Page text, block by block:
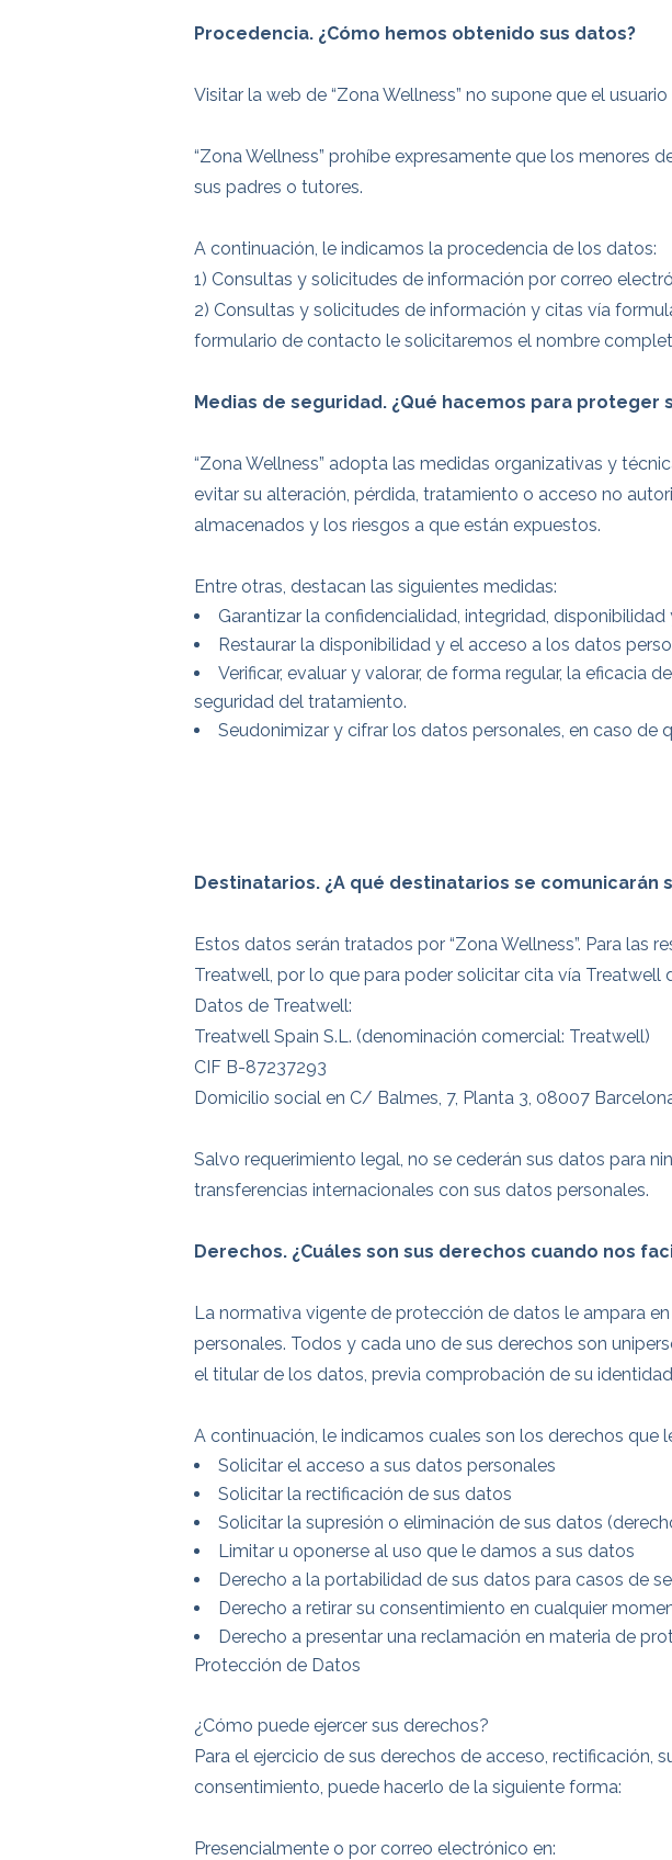
Procedencia. ¿Cómo hemos obtenido sus datos?
Visitar la web de “Zona Wellness” no supone que el
“Zona Wellness” prohíbe expresamente que los menores
sus padres o tutores.
A continuación, le indicamos la procedencia de los datos:
1) Consultas y solicitudes de información por correo
2) Consultas y solicitudes de información y citas vía
formulario de contacto le solicitaremos el nombre
Medias de seguridad. ¿Qué hacemos para proteger
“Zona Wellness” adopta las medidas organizativas y
evitar su alteración, pérdida, tratamiento o acceso no
almacenados y los riesgos a que están expuestos.
Entre otras, destacan las siguientes medidas:
Garantizar la confidencialidad, integridad,
Restaurar la disponibilidad y el acceso a los datos
Verificar, evaluar y valorar, de forma regular, la eficacia
seguridad del tratamiento.
Seudonimizar y cifrar los datos personales, en caso de
Destinatarios. ¿A qué destinatarios se comunicarán
Estos datos serán tratados por “Zona Wellness”. Para las
Treatwell, por lo que para poder solicitar cita vía Treatwell
Datos de Treatwell:
Treatwell Spain S.L. (denominación comercial: Treatwell)
CIF B-87237293
Domicilio social en C/ Balmes, 7, Planta 3, 08007
Salvo requerimiento legal, no se cederán sus datos para
transferencias internacionales con sus datos personales.
Derechos. ¿Cuáles son sus derechos cuando nos
La normativa vigente de protección de datos le ampara
personales. Todos y cada uno de sus derechos son
el titular de los datos, previa comprobación de su
A continuación, le indicamos cuales son los derechos que
Solicitar el acceso a sus datos personales
Solicitar la rectificación de sus datos
Solicitar la supresión o eliminación de sus datos
Limitar u oponerse al uso que le damos a sus datos
Derecho a la portabilidad de sus datos para casos de
Derecho a retirar su consentimiento en cualquier
Derecho a presentar una reclamación en materia de
Protección de Datos
¿Cómo puede ejercer sus derechos?
Para el ejercicio de sus derechos de acceso, rectificación,
consentimiento, puede hacerlo de la siguiente forma:
Presencialmente o por correo electrónico en: